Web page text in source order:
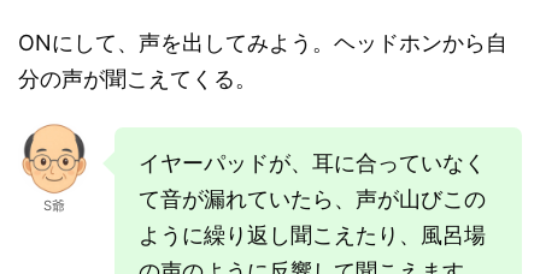
ONにして、声を出してみよう。ヘッドホンから自
分の声が聞こえてくる。
S爺
イヤーパッドが、耳に合っていなく
て音が漏れていたら、声が山びこの
ように繰り返し聞こえたり、風呂場